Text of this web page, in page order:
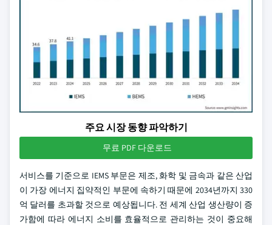
주요 시장 동향 파악하기
무료 PDF 다운로드
서비스를 기준으로 IEMS 부문은 제조, 화학 및 금속과 같은 산업
이 가장 에너지 집약적인 부문에 속하기 때문에 2034년까지 330
억 달러를 초과할 것으로 예상됩니다. 전 세계 산업 생산량이 증
가함에 따라 에너지 소비를 효율적으로 관리하는 것이 중요해